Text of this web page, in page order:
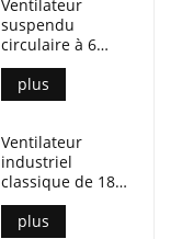
Ventilateur
suspendu
circulaire à 6
lames de 30
pouces avec
lumière
plus
Ventilateur
industriel
classique de 18
pouces à 3 lames
en aluminium
plus